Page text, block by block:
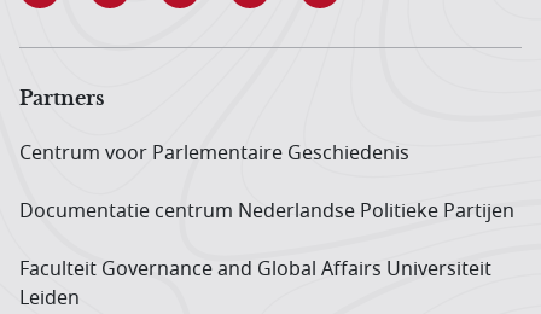
Partners
Centrum voor Parlementaire Geschiedenis
Documentatie centrum Neder­landse Politieke Partijen
Faculteit Governance and Global Affairs Universiteit
Leiden